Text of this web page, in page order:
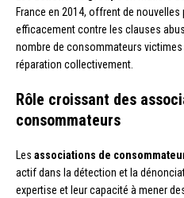
France en 2014, offrent de
efficacement contre les clauses
nombre de consommateurs victimes
réparation collectivement.
Rôle croissant des
consommateurs
Les associations de
actif dans la détection et la
expertise et leur capacité à mener